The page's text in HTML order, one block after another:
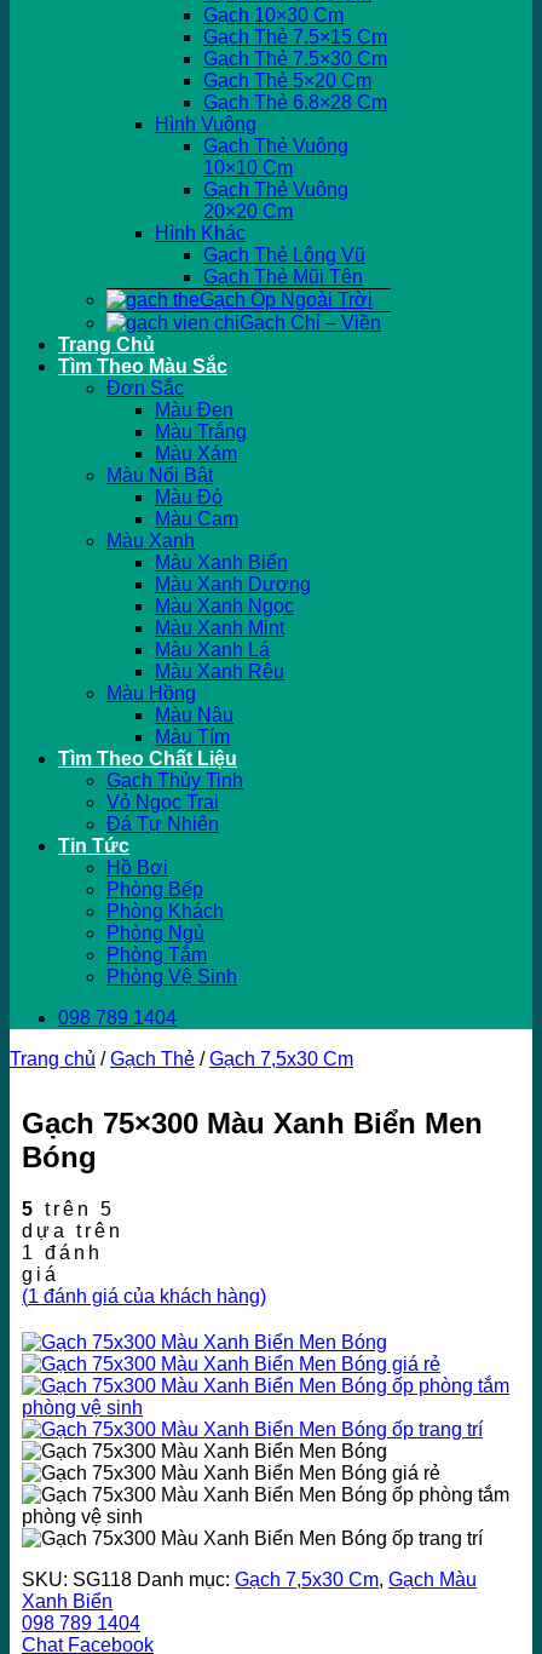
Gạch 10×30 Cm
Gạch Thẻ 7.5×15 Cm
Gạch Thẻ 7.5×30 Cm
Gạch Thẻ 5×20 Cm
Gạch Thẻ 6.8×28 Cm
Hình Vuông
Gạch Thẻ Vuông
10×10 Cm
Gạch Thẻ Vuông
20×20 Cm
Hình Khác
Gạch Thẻ Lông Vũ
Gạch Thẻ Mũi Tên
Gạch Ốp Ngoài Trời
Gạch Chỉ – Viền
Trang Chủ
Tìm Theo Màu Sắc
Đơn Sắc
Màu Đen
Màu Trắng
Màu Xám
Màu Nổi Bật
Màu Đỏ
Màu Cam
Màu Xanh
Màu Xanh Biển
Màu Xanh Dương
Màu Xanh Ngọc
Màu Xanh Mint
Màu Xanh Lá
Màu Xanh Rêu
Màu Hồng
Màu Nâu
Màu Tím
Tìm Theo Chất Liệu
Gạch Thủy Tinh
Vỏ Ngọc Trai
Đá Tự Nhiên
Tin Tức
Hồ Bơi
Phòng Bếp
Phòng Khách
Phòng Ngủ
Phòng Tắm
Phòng Vệ Sinh
098 789 1404
Trang chủ / Gạch Thẻ / Gạch 7,5x30 Cm
Gạch 75×300 Màu Xanh Biển Men
Bóng
5 trên 5
dựa trên
1
đánh
giá
(1 đánh giá của khách hàng)
SKU: SG118 Danh mục: Gạch 7,5x30 Cm, Gạch Màu
Xanh Biển
098 789 1404
Chat Facebook